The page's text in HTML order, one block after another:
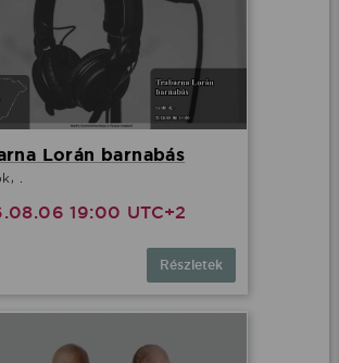
Lorán barnabás
.
19:00 UTC+2
Részletek